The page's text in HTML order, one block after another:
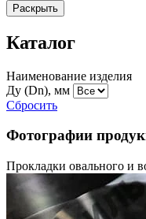
Раскрыть
Каталог
Наименование изделия
Ду (Dn), мм
Сбросить
Фотографии
Прокладки овального и